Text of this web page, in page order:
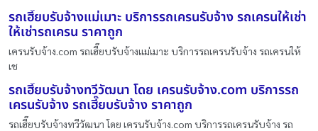
รถเฮี๊ยบรับจ้างแม่เมาะ บริการรถเครนรับจ้าง รถเครนให้เช่า
ให้เช่ารถเครน ราคาถูก
เครนรับจ้าง.com รถเฮี๊ยบรับจ้างแม่เมาะ บริการรถเครนรับจ้าง รถเครนให้
เช
รถเฮี๊ยบรับจ้างทวีวัฒนา โดย เครนรับจ้าง.com บริการรถ
เครนรับจ้าง รถเฮี๊ยบรับจ้าง ราคาถูก
รถเฮี๊ยบรับจ้างทวีวัฒนา โดย เครนรับจ้าง.com บริการรถเครนรับจ้าง รถ